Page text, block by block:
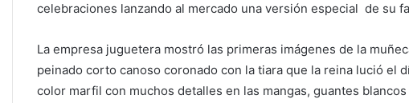
celebraciones lanzando al mercado una versión especial de su
La empresa juguetera mostró las primeras imágenes de la
peinado corto canoso coronado con la tiara que la reina lució el
color marfil con muchos detalles en las mangas, guantes